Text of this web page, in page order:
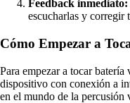
Feedback inmediato:
escucharlas y corregir
Cómo Empezar a
Para empezar a tocar
dispositivo con conexión a
en el mundo de la percusión